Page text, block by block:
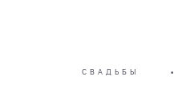
СВАДЬБЫ •